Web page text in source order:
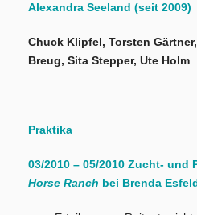
Alexandra Seeland (seit 2009)
Chuck Klipfel, Torsten
Breug, Sita Stepper, Ute Holm
Praktika
03/2010 – 05/2010 Zucht- und
Horse Ranch bei Brenda